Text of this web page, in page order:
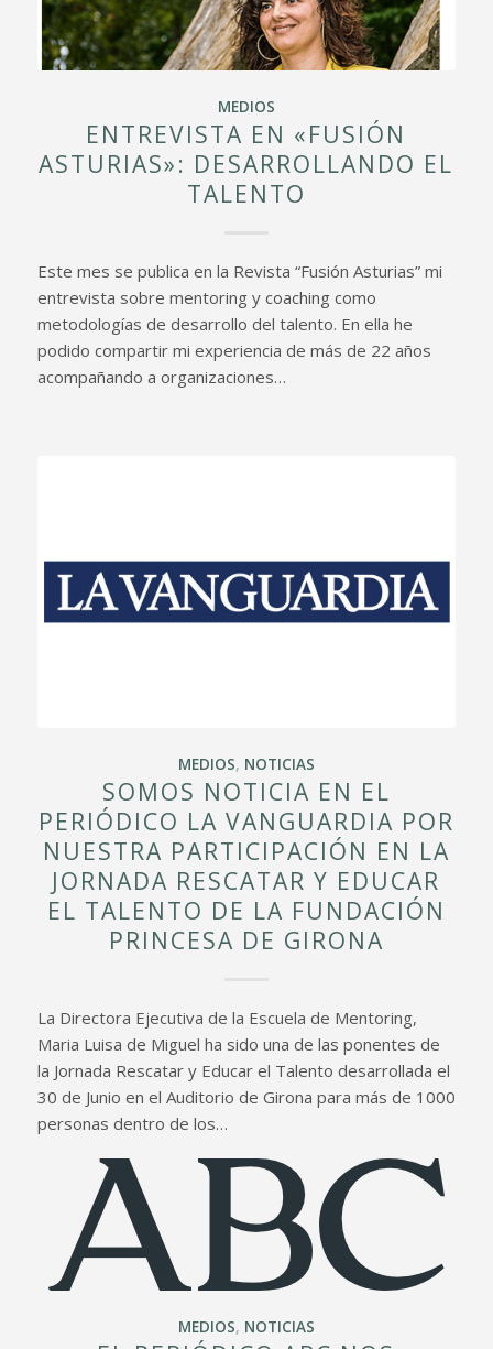
MEDIOS
ENTREVISTA EN «FUSIÓN
ASTURIAS»: DESARROLLANDO EL
TALENTO
Este mes se publica en la Revista “Fusión Asturias” mi
entrevista sobre mentoring y coaching como
metodologías de desarrollo del talento. En ella he
podido compartir mi experiencia de más de 22 años
acompañando a organizaciones…
MEDIOS, NOTICIAS
SOMOS NOTICIA EN EL
PERIÓDICO LA VANGUARDIA POR
NUESTRA PARTICIPACIÓN EN LA
JORNADA RESCATAR Y EDUCAR
EL TALENTO DE LA FUNDACIÓN
PRINCESA DE GIRONA
La Directora Ejecutiva de la Escuela de Mentoring,
Maria Luisa de Miguel ha sido una de las ponentes de
la Jornada Rescatar y Educar el Talento desarrollada el
30 de Junio en el Auditorio de Girona para más de 1000
personas dentro de los…
MEDIOS, NOTICIAS